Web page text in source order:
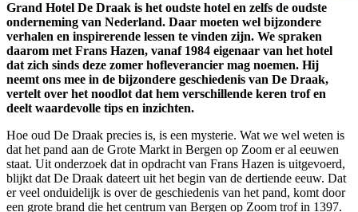
Grand Hotel De Draak is het oudste hotel en zelfs de oudste
onderneming van Nederland. Daar moeten wel bijzondere
verhalen en inspirerende lessen te vinden zijn. We spraken
daarom met Frans Hazen, vanaf 1984 eigenaar van het hotel
dat zich sinds deze zomer hofleverancier mag noemen. Hij
neemt ons mee in de bijzondere geschiedenis van De Draak,
vertelt over het noodlot dat hem verschillende keren trof en
deelt waardevolle tips en inzichten.
Hoe oud De Draak precies is, is een mysterie. Wat we wel weten is
dat het pand aan de Grote Markt in Bergen op Zoom er al eeuwen
staat. Uit onderzoek dat in opdracht van Frans Hazen is uitgevoerd,
blijkt dat De Draak dateert uit het begin van de dertiende eeuw. Dat
er veel onduidelijk is over de geschiedenis van het pand, komt door
een grote brand die het centrum van Bergen op Zoom trof in 1397.